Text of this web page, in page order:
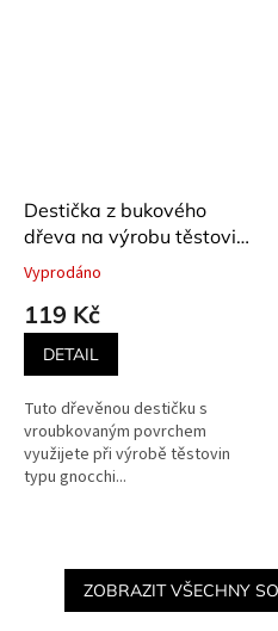
Destička z bukového
dřeva na výrobu těstovin
a gnocchi
Průměrné
hodnocení
produktu
5
hvězdiček.
Vyprodáno
119 Kč
DETAIL
Tuto dřevěnou destičku s
vroubkovaným povrchem
využijete při výrobě těstovin
typu gnocchi...
ZOBRAZIT VŠECHNY